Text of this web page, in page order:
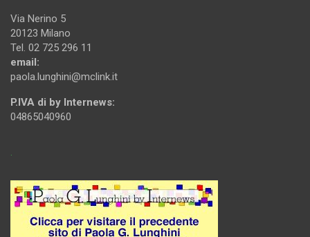
Via Nerino 5
20123 Milano
Tel. 02 725 296 11
email:
paola.lunghini@mclink.it
P.IVA di by Internews:
04865040960
.